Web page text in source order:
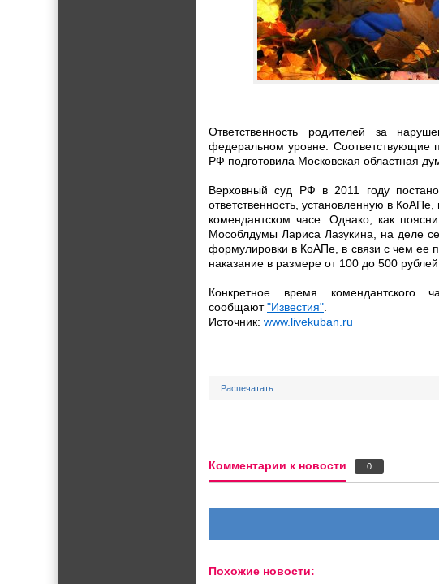
Ответственность родителей за
федеральном уровне. Соответствующие
РФ подготовила Московская областная
Верховный суд РФ в 2011 году
ответственность, установленную в
комендантском часе. Однако, как
Мособлдумы Лариса Лазукина, на деле
формулировки в КоАПе, в связи с чем ее
наказание в размере от 100 до 500 рублей.
Конкретное время комендантского
сообщают"Известия"
Источник: www.livekuban.ru
Распечатать
Комментарии к новости 0
Похожие новости: